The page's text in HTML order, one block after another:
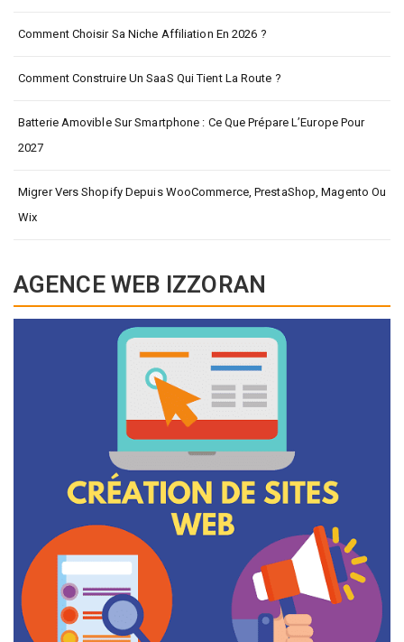
Comment Choisir Sa Niche Affiliation En 2026 ?
Comment Construire Un SaaS Qui Tient La Route ?
Batterie Amovible Sur Smartphone : Ce Que Prépare L’Europe Pour
2027
Migrer Vers Shopify Depuis WooCommerce, PrestaShop, Magento Ou
Wix
AGENCE WEB IZZORAN